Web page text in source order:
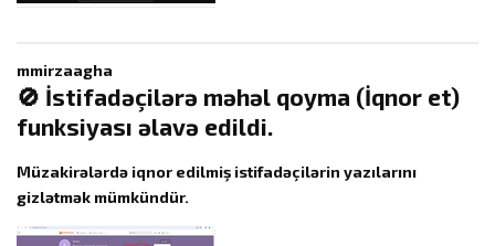
mmirzaagha
🚫 İstifadəçilərə məhəl qoyma (İqnor et)
funksiyası əlavə edildi.
Müzakirələrdə iqnor edilmiş istifadəçilərin yazılarını
gizlətmək mümkündür.